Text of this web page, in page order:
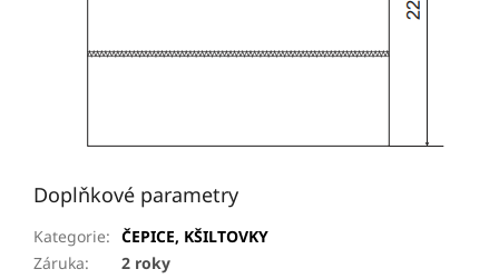
Doplňkové parametry
Kategorie: ČEPICE, KŠILTOVKY
Záruka: 2 roky